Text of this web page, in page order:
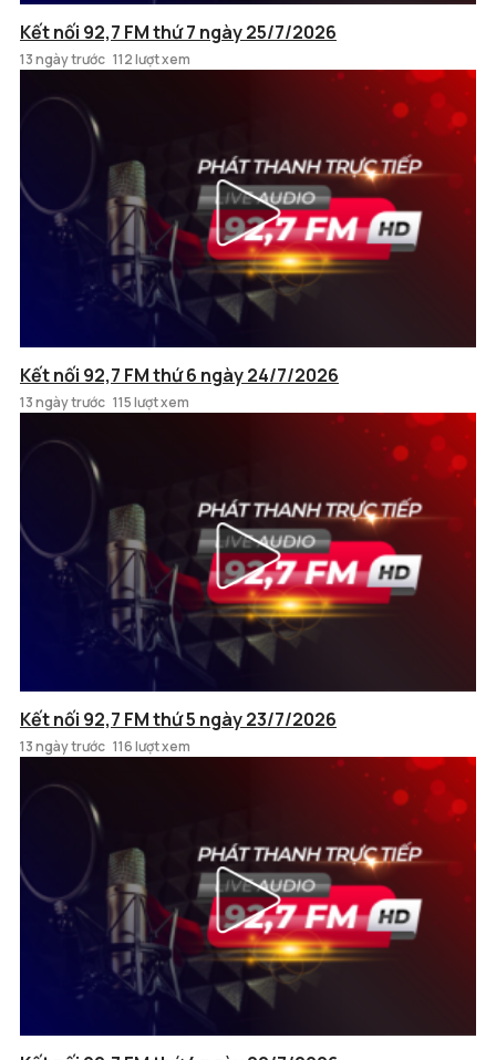
Kết nối 92,7 FM thứ 7 ngày 25/7/2026
13 ngày trước 112 lượt xem
Kết nối 92,7 FM thứ 6 ngày 24/7/2026
13 ngày trước 115 lượt xem
Kết nối 92,7 FM thứ 5 ngày 23/7/2026
13 ngày trước 116 lượt xem